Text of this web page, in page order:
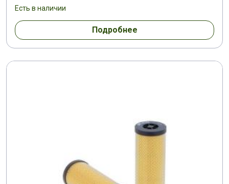
Есть в наличии
Подробнее